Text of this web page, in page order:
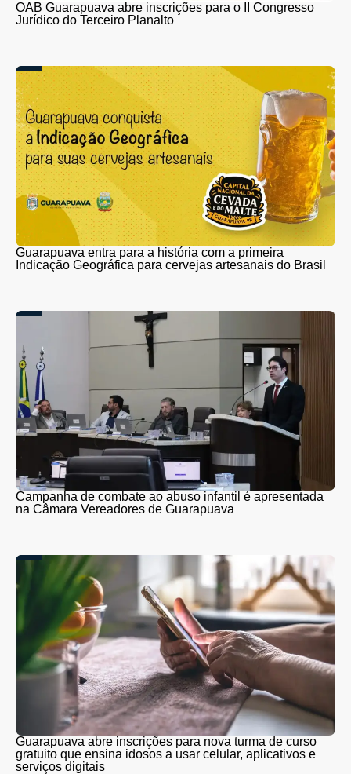
OAB Guarapuava abre inscrições para o II Congresso
Jurídico do Terceiro Planalto
Guarapuava entra para a história com a primeira
Indicação Geográfica para cervejas artesanais do Brasil
Campanha de combate ao abuso infantil é apresentada
na Câmara Vereadores de Guarapuava
Guarapuava abre inscrições para nova turma de curso
gratuito que ensina idosos a usar celular, aplicativos e
serviços digitais